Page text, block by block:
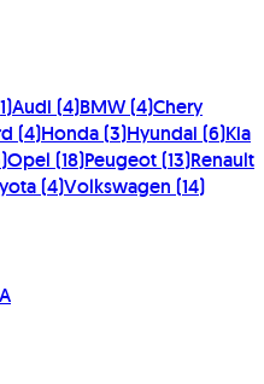
1)Audi (4)BMW(4)Chery
(4)Honda(3)Hyundai (6)Kia
)Opel (18)Peugeot(13)Renault
(4)Volkswagen (14)